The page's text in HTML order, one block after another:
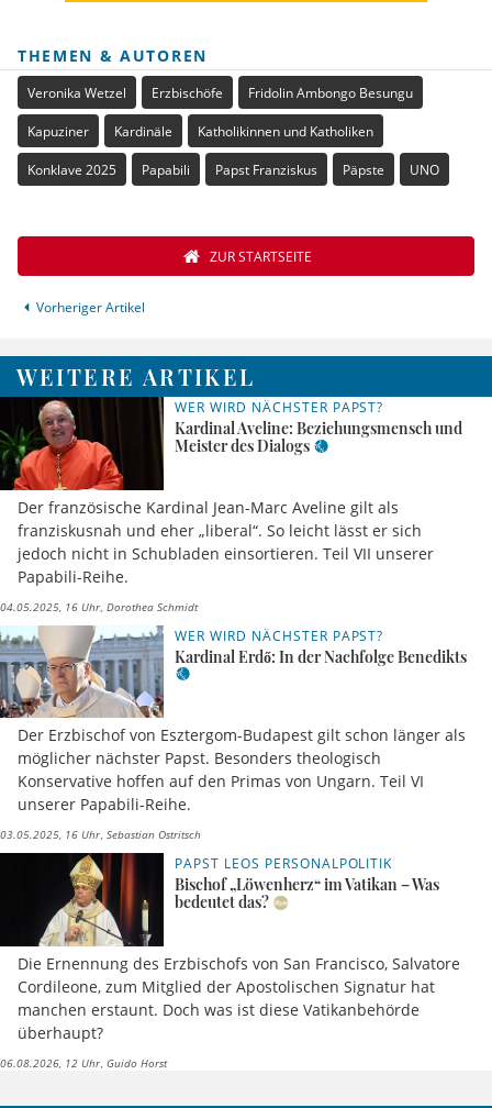
THEMEN & AUTOREN
Veronika Wetzel Erzbischöfe Fridolin Ambongo Besungu
Kapuziner Kardinäle Katholikinnen und Katholiken
Konklave 2025 Papabili Papst Franziskus Päpste UNO
Vorheriger Artikel
ZUR STARTSEITE
WEITERE ARTIKEL
WER WIRD NÄCHSTER PAPST?
Kardinal Aveline: Beziehungsmensch und
Meister des Dialogs
Der französische Kardinal Jean-Marc Aveline gilt als
franziskusnah und eher „liberal“. So leicht lässt er sich
jedoch nicht in Schubladen einsortieren. Teil VII unserer
Papabili-Reihe.
04.05.2025, 16 Uhr Dorothea Schmidt
WER WIRD NÄCHSTER PAPST?
Kardinal Erdő: In der Nachfolge Benedikts
Der Erzbischof von Esztergom-Budapest gilt schon länger als
möglicher nächster Papst. Besonders theologisch
Konservative hoffen auf den Primas von Ungarn. Teil VI
unserer Papabili-Reihe.
03.05.2025, 16 Uhr Sebastian Ostritsch
PAPST LEOS PERSONALPOLITIK
Bischof „Löwenherz“ im Vatikan – Was
bedeutet das?
Die Ernennung des Erzbischofs von San Francisco, Salvatore
Cordileone, zum Mitglied der Apostolischen Signatur hat
manchen erstaunt. Doch was ist diese Vatikanbehörde
überhaupt?
06.08.2026, 12 Uhr Guido Horst